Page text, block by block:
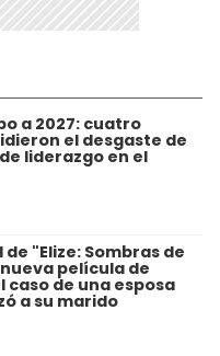
a 2027: cuatro
el desgaste de
liderazgo en el
"Elize: Sombras de
película de
caso de una esposa
a su marido